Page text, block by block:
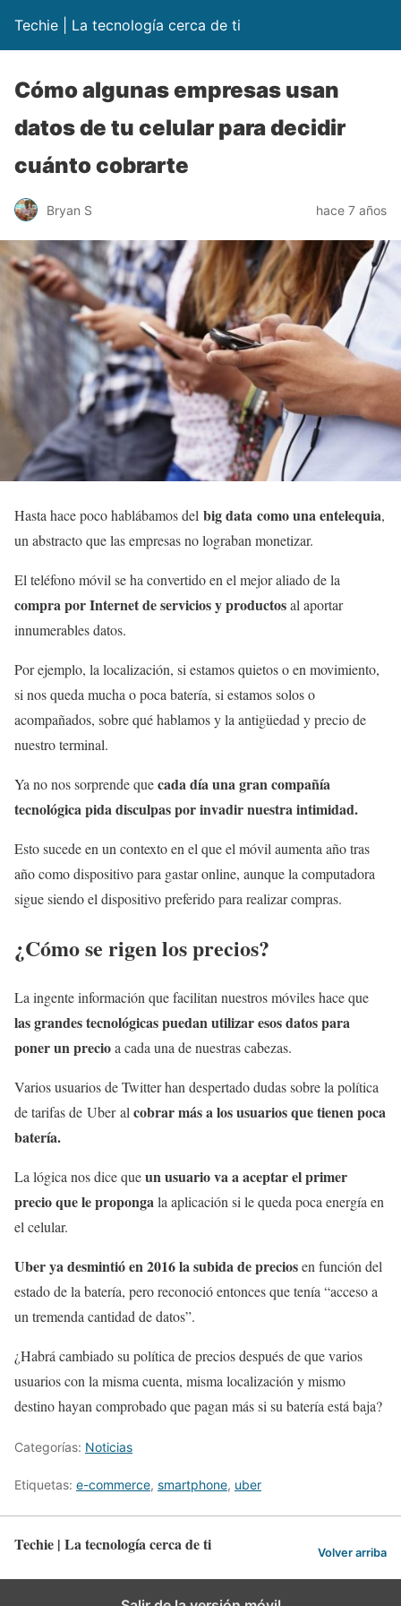
Techie | La tecnología cerca de ti
Cómo algunas empresas usan
datos de tu celular para decidir
cuánto cobrarte
Bryan S hace 7 años
Hasta hace poco hablábamos del big data como una entelequia,
un abstracto que las empresas no lograban monetizar.
El teléfono móvil se ha convertido en el mejor aliado de la
compra por Internet de servicios y productosal aportar
innumerables datos.
Por ejemplo, la localización, si estamos quietos o en movimiento,
si nos queda mucha o poca batería, si estamos solos o
acompañados, sobre qué hablamos y la antigüedad y precio de
nuestro terminal.
Ya no nos sorprende quecada día una gran compañía
tecnológica pida disculpas por invadir nuestra intimidad.
Esto sucede en un contexto en el que el móvil aumenta año tras
año como dispositivo para gastar online, aunque la computadora
sigue siendo el dispositivo preferido para realizar compras.
¿Cómo se rigen los precios?
La ingente información que facilitan nuestros móviles hace que
las grandes tecnológicas puedan utilizar esos datos para
poner un precioa cada una de nuestras cabezas.
Varios usuarios de Twitter han despertado dudas sobre la política
de tarifas de Uber al cobrar más a los usuarios que tienen poca
batería.
La lógica nos dice queun usuario va a aceptar el primer
precio que le propongala aplicación si le queda poca energía en
el celular.
Uber ya desmintió en 2016 la subida de preciosen función del
estado de la batería, pero reconoció entonces que tenía “acceso a
un tremenda cantidad de datos”.
¿Habrá cambiado su política de precios después de que varios
usuarios con la misma cuenta, misma localización y mismo
destino hayan comprobado que pagan más si su batería está baja?
Categorías: Noticias
Etiquetas: e-commerce, smartphone, uber
Techie | La tecnología cerca de ti Volver arriba